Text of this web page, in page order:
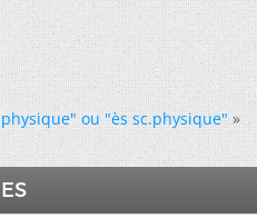
ou "ès sc.physique" »